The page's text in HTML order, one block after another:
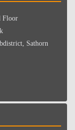
Floor
Sathorn